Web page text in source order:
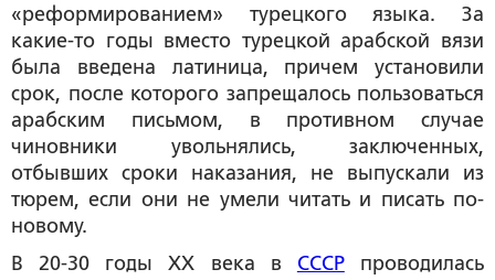
«реформированием» турецкого языка. За
какие-то годы вместо турецкой арабской вязи
была введена латиница, причем установили
срок, после которого запрещалось пользоваться
арабским письмом, в противном случае
чиновники увольнялись, заключенных,
отбывших сроки наказания, не выпускали из
тюрем, если они не умели читать и писать по-
новому.
В 20-30 годы XX века в СССРпроводилась